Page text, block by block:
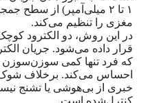
۱ تا ۲ میلی‌آمپر) از سطح
مغزی را تنظیم می‌کند.
در این روش، دو الکترود
قرار داده می‌شود. جریان
که فرد تنها کمی سوزن‌سوزن
خبری از بی‌هوشی یا تشنج
کنترل‌شده است.